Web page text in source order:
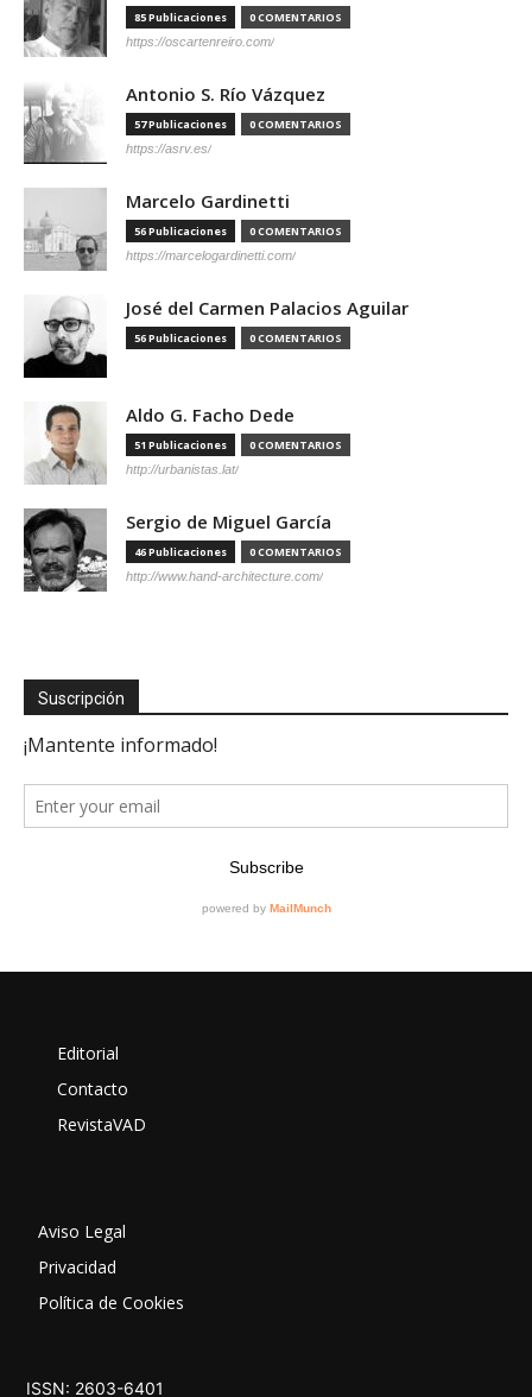
85 Publicaciones 0 COMENTARIOS
https://oscartenreiro.com/
Antonio S. Río Vázquez
57 Publicaciones 0 COMENTARIOS
https://asrv.es/
Marcelo Gardinetti
56 Publicaciones 0 COMENTARIOS
https://marcelogardinetti.com/
José del Carmen Palacios Aguilar
56 Publicaciones 0 COMENTARIOS
Aldo G. Facho Dede
51 Publicaciones 0 COMENTARIOS
http://urbanistas.lat/
Sergio de Miguel García
46 Publicaciones 0 COMENTARIOS
http://www.hand-architecture.com/
Suscripción
Editorial
Contacto
RevistaVAD
Aviso Legal
Privacidad
Política de Cookies
ISSN: 2603-6401